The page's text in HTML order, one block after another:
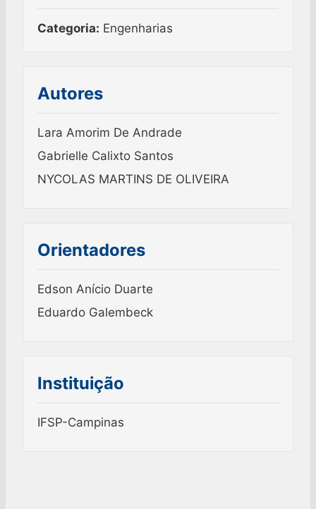
Categoria: Engenharias
Autores
Lara Amorim De Andrade
Gabrielle Calixto Santos
NYCOLAS MARTINS DE OLIVEIRA
Orientadores
Edson Anício Duarte
Eduardo Galembeck
Instituição
IFSP-Campinas